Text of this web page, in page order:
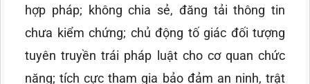
hợp pháp; không chia sẻ, đăng tải thông tin
chưa kiểm chứng; chủ động tố giác đối tượng
tuyên truyền trái pháp luật cho cơ quan chức
năng; tích cực tham gia bảo đảm an ninh, trật